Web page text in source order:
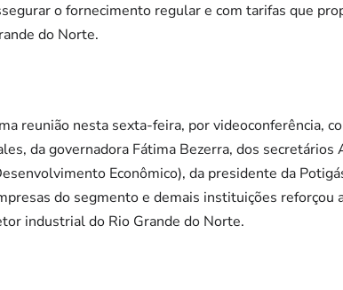
o fornecimento regular e com tarifas que
do Norte.
reunião nesta sexta-feira, por videoconferência,
da governadora Fátima Bezerra, dos
Econômico), da presidente da
do segmento e demais instituições reforçou
industrial do Rio Grande do Norte.